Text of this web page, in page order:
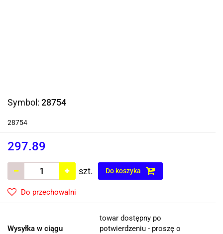
Symbol: 28754
28754
297.89
szt. Do koszyka
Do przechowalni
Wysyłka w ciągu
towar dostępny po
potwierdzeniu - proszę o